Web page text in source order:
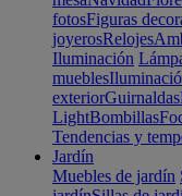
fotosFiguras
joyerosRelojes
Iluminación
muebles
exteriorGuirnaldas
LightBombillas
Tendencias y
Jardín
Muebles de jardín